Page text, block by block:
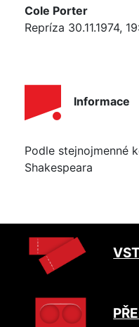
Cole Porter
Repríza 30.11.1974,
Informace
Podle stejnojmenné
Shakespeara